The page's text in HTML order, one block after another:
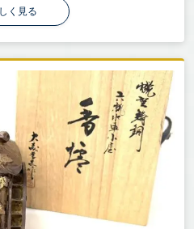
く見る